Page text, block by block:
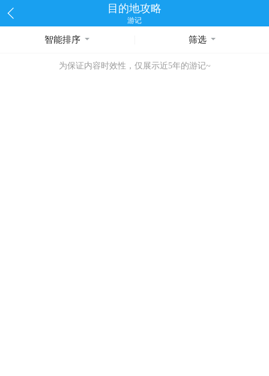
目的地攻略
游记
智能排序 筛选
为保证内容时效性，仅展示近5年的游记~